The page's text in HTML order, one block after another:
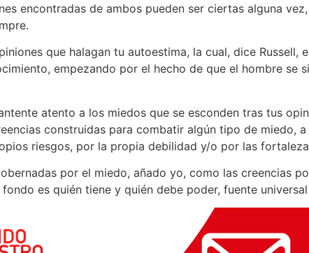
encontradas de ambos pueden ser ciertas alguna
que halagan tu autoestima, la cual, dice Russell,
empezando por el hecho de que el hombre se
atento a los miedos que se esconden tras tus
construidas para combatir algún tipo de miedo,
riesgos, por la propia debilidad y/o por las
por el miedo, añado yo, como las creencias
fondo es quién tiene y quién debe poder, fuente